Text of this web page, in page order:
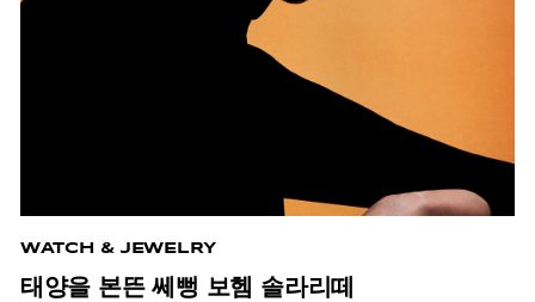
WATCH & JEWELRY
태양을 본뜬 쎄뻥 보헴 솔라리떼